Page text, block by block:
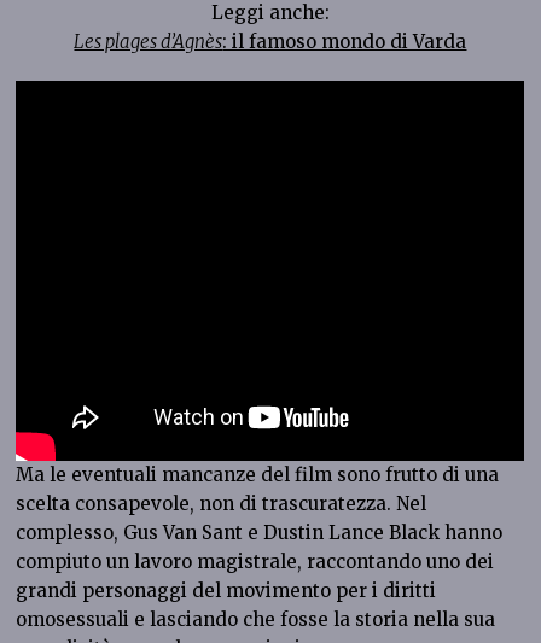
Leggi anche:
Les plages d’Agnès: il famoso mondo di Varda
Ma le eventuali mancanze del film sono frutto di una
scelta consapevole, non di trascuratezza. Nel
complesso, Gus Van Sant e Dustin Lance Black hanno
compiuto un lavoro magistrale, raccontando uno dei
grandi personaggi del movimento per i diritti
omosessuali e lasciando che fosse la storia nella sua